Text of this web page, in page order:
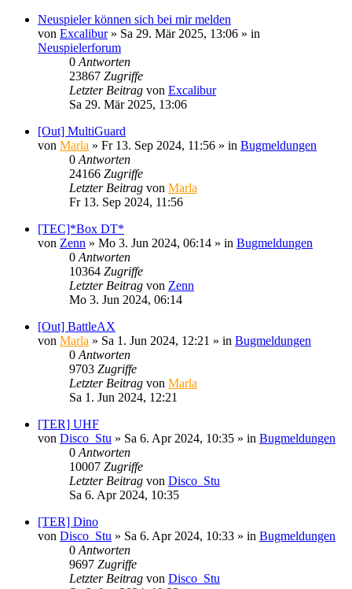
Neuspieler können sich bei mir melden
von Excalibur» Sa 29. Mär 2025, 13:06 » in
Neuspielerforum
0 Antworten
23867 Zugriffe
Letzter Beitrag von Excalibur
Sa 29. Mär 2025, 13:06
[Out] MultiGuard
von Marla » Fr 13. Sep 2024, 11:56 » in Bugmeldungen
0 Antworten
24166 Zugriffe
Letzter Beitrag von Marla
Fr 13. Sep 2024, 11:56
[TEC]*Box DT*
von Zenn » Mo 3. Jun 2024, 06:14 » in Bugmeldungen
0 Antworten
10364 Zugriffe
Letzter Beitrag von Zenn
Mo 3. Jun 2024, 06:14
[Out] BattleAX
von Marla » Sa 1. Jun 2024, 12:21 » in Bugmeldungen
0 Antworten
9703 Zugriffe
Letzter Beitrag von Marla
Sa 1. Jun 2024, 12:21
[TER] UHF
von Disco_Stu » Sa 6. Apr 2024, 10:35 » in Bugmeldungen
0 Antworten
10007 Zugriffe
Letzter Beitrag von Disco_Stu
Sa 6. Apr 2024, 10:35
[TER] Dino
von Disco_Stu » Sa 6. Apr 2024, 10:33 » in Bugmeldungen
0 Antworten
9697 Zugriffe
Letzter Beitrag von Disco_Stu